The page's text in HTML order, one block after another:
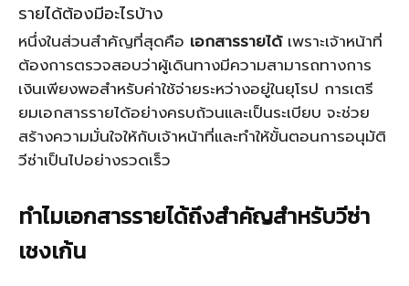
รายได้ต้องมีอะไรบ้าง
หนึ่งในส่วนสำคัญที่สุดคือ เอกสารรายได้เพราะเจ้าหน้าที่
ต้องการตรวจสอบว่าผู้เดินทางมีความสามารถทางการ
เงินเพียงพอสำหรับค่าใช้จ่ายระหว่างอยู่ในยุโรป การเตรี
ยมเอกสารรายได้อย่างครบถ้วนและเป็นระเบียบ จะช่วย
สร้างความมั่นใจให้กับเจ้าหน้าที่และทำให้ขั้นตอนการอนุมัติ
วีซ่าเป็นไปอย่างรวดเร็ว
ทำไมเอกสารรายได้ถึงสำคัญสำหรับวีซ่า
เชงเก้น